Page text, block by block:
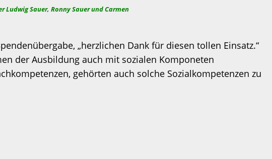
Ludwig Sauer, Ronny Sauer und Carmen
„herzlichen Dank für diesen tollen Einsatz.“
der Ausbildung auch mit sozialen Komponeten
gehörten auch solche Sozialkompetenzen zu